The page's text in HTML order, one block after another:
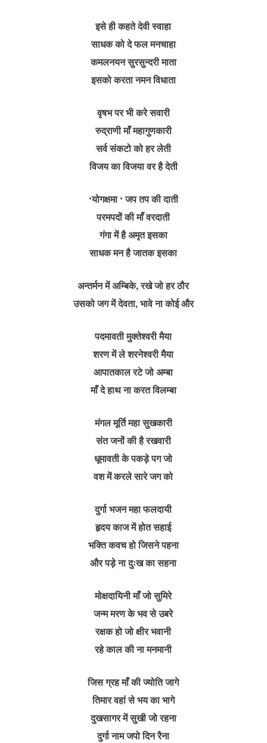
इसे ही कहते देवी स्वाहा
साधक को दे फल मनचाहा
कमलनयन सुरसुन्दरी माता
इसको करता नमन विधाता
वृषभ पर भी करे सवारी
रुद्राणी माँ महागुणकारी
सर्व संकटो को हर लेती
विजय का विजया वर है देती
‘योगक्षमा ‘ जप तप की दाती
परमपदों की माँ वरदाती
गंगा में है अमृत इसका
साधक मन है जातक इसका
अन्तर्मन में अम्बिके, रखे जो हर ठौर
उसको जग में देवता, भावे ना कोई और
पदमावती मुक्तेश्वरी मैया
शरण में ले शरनेश्वरी मैया
आपातकाल रटे जो अम्बा
माँ दे हाथ ना करत विलम्बा
मंगल मूर्ति महा सुखकारी
संत जनों की है रखवारी
धूमावती के पकड़े पग जो
वश में करले सारे जग को
दुर्गा भजन महा फलदायी
हृदय काज में होत सहाई
भक्ति कवच हो जिसने पहना
और पड़े ना दुःख का सहना
मोक्षदायिनी माँ जो सुमिरे
जन्म मरण के भव से उबरे
रक्षक हो जो क्षीर भवानी
रहे काल की ना मनमानी
जिस ग्रह माँ की ज्योति जागे
तिमार वहां से भय का भागे
दुखसागर में सुखी जो रहना
दुर्गा नाम जपो दिन रैना